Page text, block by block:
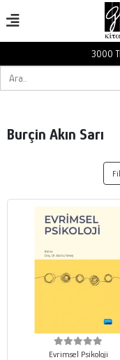
3000
Burçin Akın Sarı
Evrimsel Psikoloji